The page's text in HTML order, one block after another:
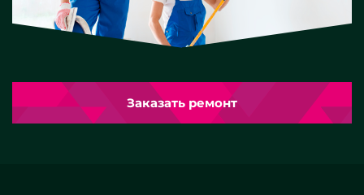
Заказать ремонт